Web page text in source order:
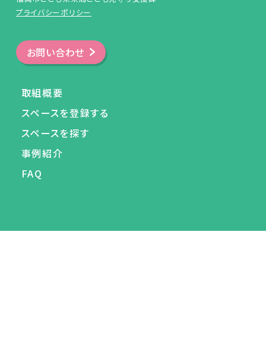
プライバシーポリシー
お問い合わせ
取組概要
スペースを登録する
スペースを探す
事例紹介
FAQ